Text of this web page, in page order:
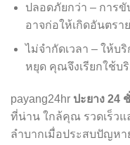
ปลอดภัยกว่า – การขั
อาจก่อให้เกิดอันตรา
ไม่จำกัดเวลา – ให้บ
หยุด คุณจึงเรียกใช้บ
payang24hr ปะยาง 24
ที่น่าน ใกล้คุณ รวดเร็วแ
ลำบากเมื่อประสบปัญหา